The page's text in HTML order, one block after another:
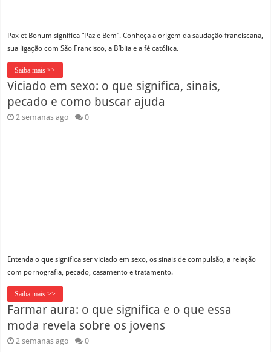
Pax et Bonum significa “Paz e Bem”. Conheça a origem da saudação franciscana,
sua ligação com São Francisco, a Bíblia e a fé católica.
Saiba mais >>
Viciado em sexo: o que significa, sinais,
pecado e como buscar ajuda
2 semanas ago 0
Entenda o que significa ser viciado em sexo, os sinais de compulsão, a relação
com pornografia, pecado, casamento e tratamento.
Saiba mais >>
Farmar aura: o que significa e o que essa
moda revela sobre os jovens
2 semanas ago 0